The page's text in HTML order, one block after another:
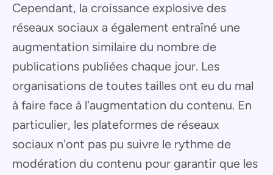
Cependant, la croissance explosive des
réseaux sociaux a également entraîné une
augmentation similaire du nombre de
publications publiées chaque jour. Les
organisations de toutes tailles ont eu du mal
à faire face à l'augmentation du contenu. En
particulier, les plateformes de réseaux
sociaux n'ont pas pu suivre le rythme de
modération du contenu pour garantir que les